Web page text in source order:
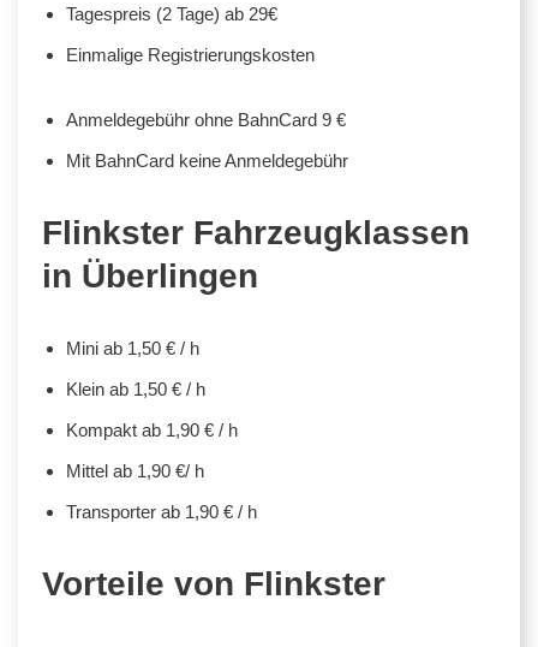
Tagespreis (2 Tage) ab 29€
Einmalige Registrierungskosten
Anmeldegebühr ohne BahnCard 9 €
Mit BahnCard keine Anmeldegebühr
Flinkster Fahrzeugklassen
in Überlingen
Mini ab 1,50 € / h
Klein ab 1,50 € / h
Kompakt ab 1,90 € / h
Mittel ab 1,90 €/ h
Transporter ab 1,90 € / h
Vorteile von Flinkster